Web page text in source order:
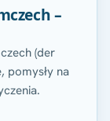
–
(der
pomysły na